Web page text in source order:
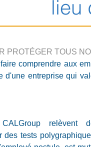
lieu
PROTÉGER TOUS
comprendre aux
d'une entreprise qui
relèvent
des tests